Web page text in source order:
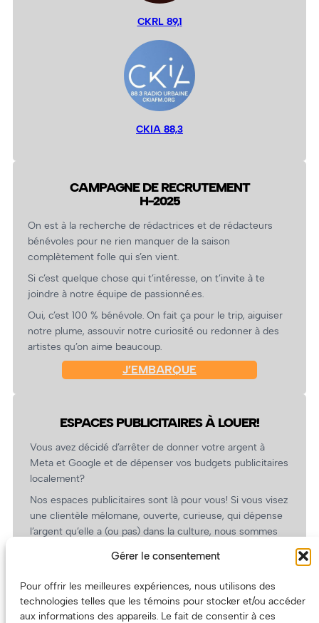
Gérer le consentement
Pour offrir les meilleures expériences, nous utilisons des
technologies telles que les témoins pour stocker et/ou accéder
aux informations des appareils. Le fait de consentir à ces
CKRL 89,1
CKIA 88,3
CAMPAGNE DE RECRUTEMENT
H-2025
On est à la recherche de rédactrices et de rédacteurs
bénévoles pour ne rien manquer de la saison
complètement folle qui s’en vient.
Si c’est quelque chose qui t’intéresse, on t’invite à te
joindre à notre équipe de passionné.es.
Oui, c’est 100 % bénévole. On fait ça pour le trip, aiguiser
notre plume, assouvir notre curiosité ou redonner à des
artistes qu’on aime beaucoup.
J’EMBARQUE
ESPACES PUBLICITAIRES À LOUER!
Vous avez décidé d’arrêter de donner votre argent à
Meta et Google et de dépenser vos budgets publicitaires
localement?
Nos espaces publicitaires sont là pour vous! Si vous visez
une clientèle mélomane, ouverte, curieuse, qui dépense
l’argent qu’elle a (ou pas) dans la culture, nous sommes
revient.
(Oui, on va avoir des tarifs spéciaux pour vous, les